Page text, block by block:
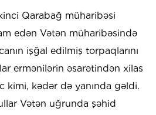
Qarabağ müharibəsi
edən Vətən müharibəsində
işğal edilmiş torpaqlarını
ermənilərin əsarətindən xilas
kimi, kədər də yanında gəldi.
Vətən uğrunda şəhid